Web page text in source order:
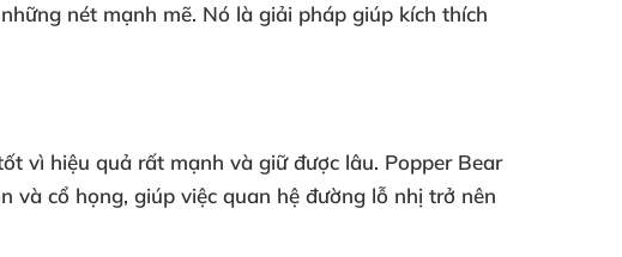
những nét mạnh mẽ. Nó là giải pháp giúp kích thích
vì hiệu quả rất mạnh và giữđược lâu. Popper Bear
và cổ họng, giúp việc quan hệ đường lỗ nhị trở nên